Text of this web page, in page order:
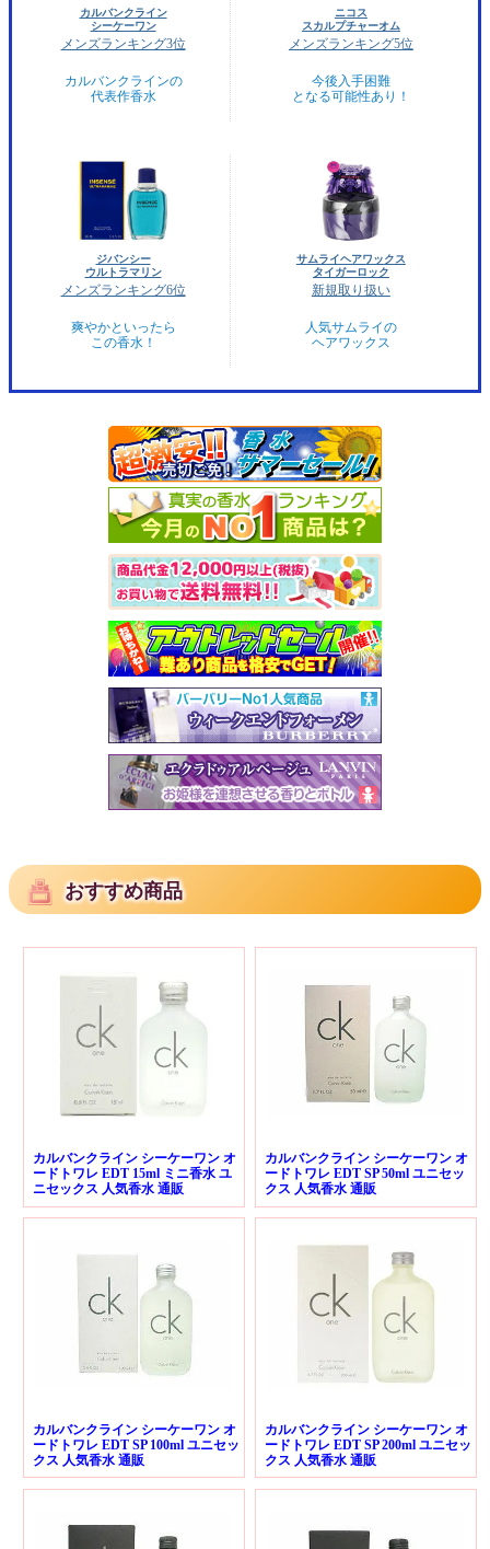
カルバンクライン
シーケーワン
メンズランキング3位
カルバンクラインの
代表作香水
ニコス
スカルプチャーオム
メンズランキング5位
今後入手困難
となる可能性あり！
ジバンシー
ウルトラマリン
メンズランキング6位
爽やかといったら
この香水！
サムライヘアワックス
タイガーロック
新規取り扱い
人気サムライの
ヘアワックス
おすすめ商品
カルバンクライン シーケーワン オ
ードトワレ EDT 15ml ミニ香水 ユ
ニセックス 人気香水 通販
カルバンクライン シーケーワン オ
ードトワレ EDT SP 50ml ユニセッ
クス 人気香水 通販
カルバンクライン シーケーワン オ
ードトワレ EDT SP 100ml ユニセッ
クス 人気香水 通販
カルバンクライン シーケーワン オ
ードトワレ EDT SP 200ml ユニセッ
クス 人気香水 通販